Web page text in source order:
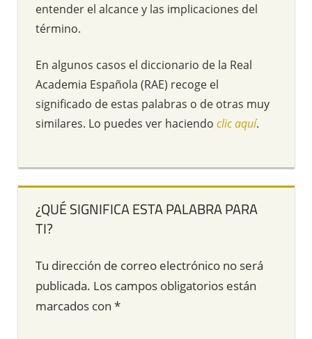
entender el alcance y las implicaciones del
término.
En algunos casos el diccionario de la Real
Academia Española (RAE) recoge el
significado de estas palabras o de otras muy
similares. Lo puedes ver haciendo clic aquí.
¿QUÉ SIGNIFICA ESTA PALABRA PARA
TI?
Tu dirección de correo electrónico no será
publicada. Los campos obligatorios están
marcados con *